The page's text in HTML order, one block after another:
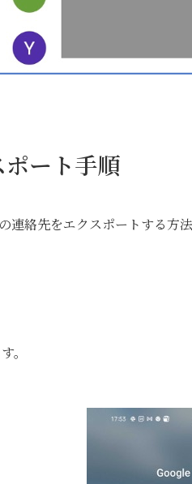
ート手順
絡先をエクスポートする方
。